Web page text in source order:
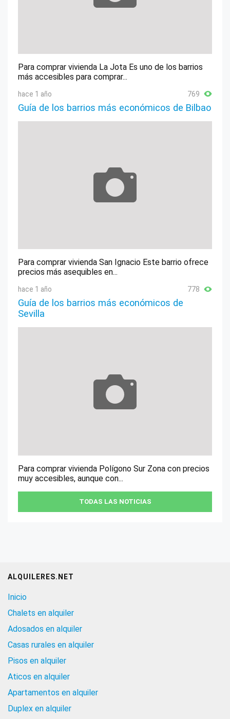
Para comprar vivienda La Jota Es uno de los barrios
más accesibles para comprar...
hace 1 año 769
Guía de los barrios más económicos de Bilbao
Para comprar vivienda San Ignacio Este barrio ofrece
precios más asequibles en...
hace 1 año 778
Guía de los barrios más económicos de
Sevilla
Para comprar vivienda Polígono Sur Zona con precios
muy accesibles, aunque con...
TODAS LAS NOTICIAS
ALQUILERES.NET
Inicio
Chalets en alquiler
Adosados en alquiler
Casas rurales en alquiler
Pisos en alquiler
Aticos en alquiler
Apartamentos en alquiler
Duplex en alquiler